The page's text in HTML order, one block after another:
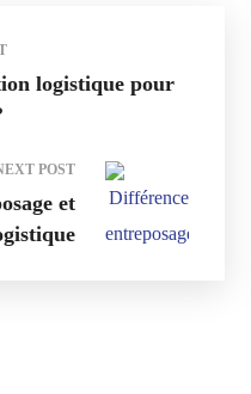
logistique pour
POST
et